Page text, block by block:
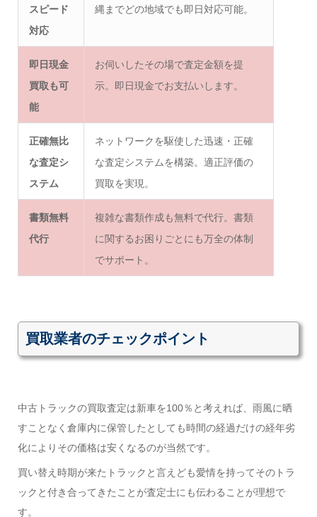
スピード
対応
縄までどの地域でも即日対応可能。
即日現金
買取も可
能
お伺いしたその場で査定金額を提
示。即日現金でお支払いします。
正確無比
な査定シ
ステム
ネットワークを駆使した迅速・正確
な査定システムを構築。適正評価の
買取を実現。
書類無料
代行
複雑な書類作成も無料で代行。書類
に関するお困りごとにも万全の体制
でサポート。
買取業者のチェックポイント
中古トラックの買取査定は新車を100％と考えれば、雨風に晒
すことなく倉庫内に保管したとしても時間の経過だけの経年劣
化によりその価格は安くなるのが当然です。
買い替え時期が来たトラックと言えども愛情を持ってそのトラ
ックと付き合ってきたことが査定士にも伝わることが理想で
す。